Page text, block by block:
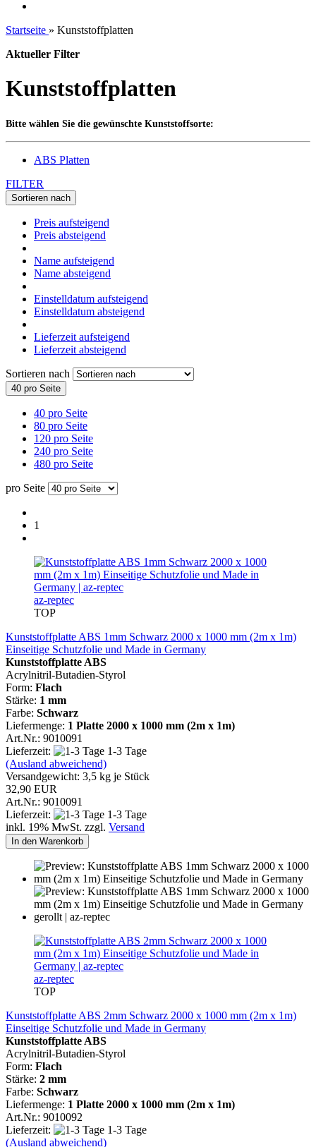
Startseite » Kunststoffplatten
Aktueller Filter
Kunststoffplatten
Bitte wählen Sie die gewünschte Kunststoffsorte:
ABS Platten
FILTER
Sortieren nach
Preis aufsteigend
Preis absteigend
Name aufsteigend
Name absteigend
Einstelldatum aufsteigend
Einstelldatum absteigend
Lieferzeit aufsteigend
Lieferzeit absteigend
Sortieren nach
40 pro Seite
40 pro Seite
80 pro Seite
120 pro Seite
240 pro Seite
480 pro Seite
pro Seite
1
az-reptec
TOP
Kunststoffplatte ABS 1mm Schwarz 2000 x 1000 mm (2m x 1m)
Einseitige Schutzfolie und Made in Germany
Kunststoffplatte ABS
Acrylnitril-Butadien-Styrol
Form: Flach
Stärke: 1 mm
Farbe: Schwarz
Liefermenge: 1 Platte 2000 x 1000 mm (2m x 1m)
Art.Nr.: 9010091
Lieferzeit:
1-3 Tage
(Ausland abweichend)
Versandgewicht: 3,5 kg je Stück
32,90 EUR
Art.Nr.: 9010091
Lieferzeit:
1-3 Tage
inkl. 19% MwSt. zzgl. Versand
In den Warenkorb
az-reptec
TOP
Kunststoffplatte ABS 2mm Schwarz 2000 x 1000 mm (2m x 1m)
Einseitige Schutzfolie und Made in Germany
Kunststoffplatte ABS
Acrylnitril-Butadien-Styrol
Form: Flach
Stärke: 2 mm
Farbe: Schwarz
Liefermenge: 1 Platte 2000 x 1000 mm (2m x 1m)
Art.Nr.: 9010092
Lieferzeit:
1-3 Tage
(Ausland abweichend)